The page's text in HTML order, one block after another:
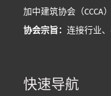
加中建筑协会（CCCA
协会宗旨： 连接行业
快速导航